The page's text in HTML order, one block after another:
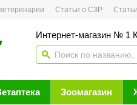
Статьи о СЗР Статьи
Интернет-магазин № 1
Зоомагазин